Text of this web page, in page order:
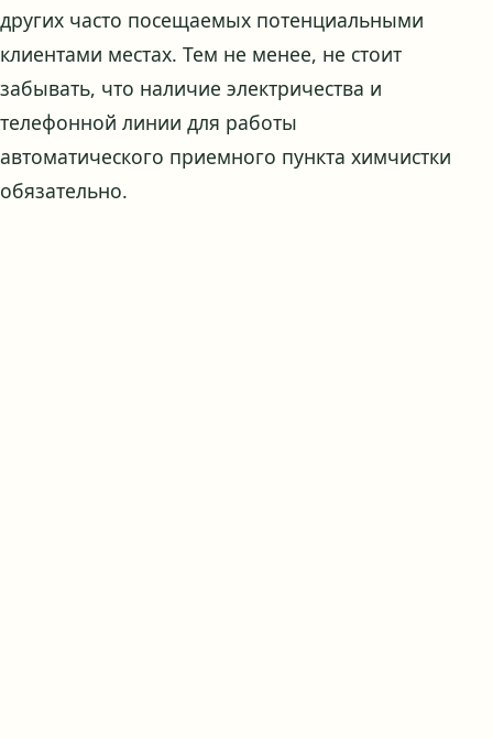
других часто посещаемых потенциальными
клиентами местах. Тем не менее, не стоит
забывать, что наличие электричества и
телефонной линии для работы
автоматического приемного пункта химчистки
обязательно.